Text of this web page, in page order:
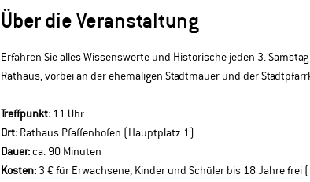
Über die Veranstaltung
Erfahren Sie alles Wissenswerte und Historische jeden 3.
Rathaus, vorbei an der ehemaligen Stadtmauer und der
Treffpunkt: 11 Uhr
Ort: Rathaus Pfaffenhofen (Hauptplatz 1)
Dauer: ca. 90 Minuten
Kosten: 3 € für Erwachsene, Kinder und Schüler bis 18 Jahre frei